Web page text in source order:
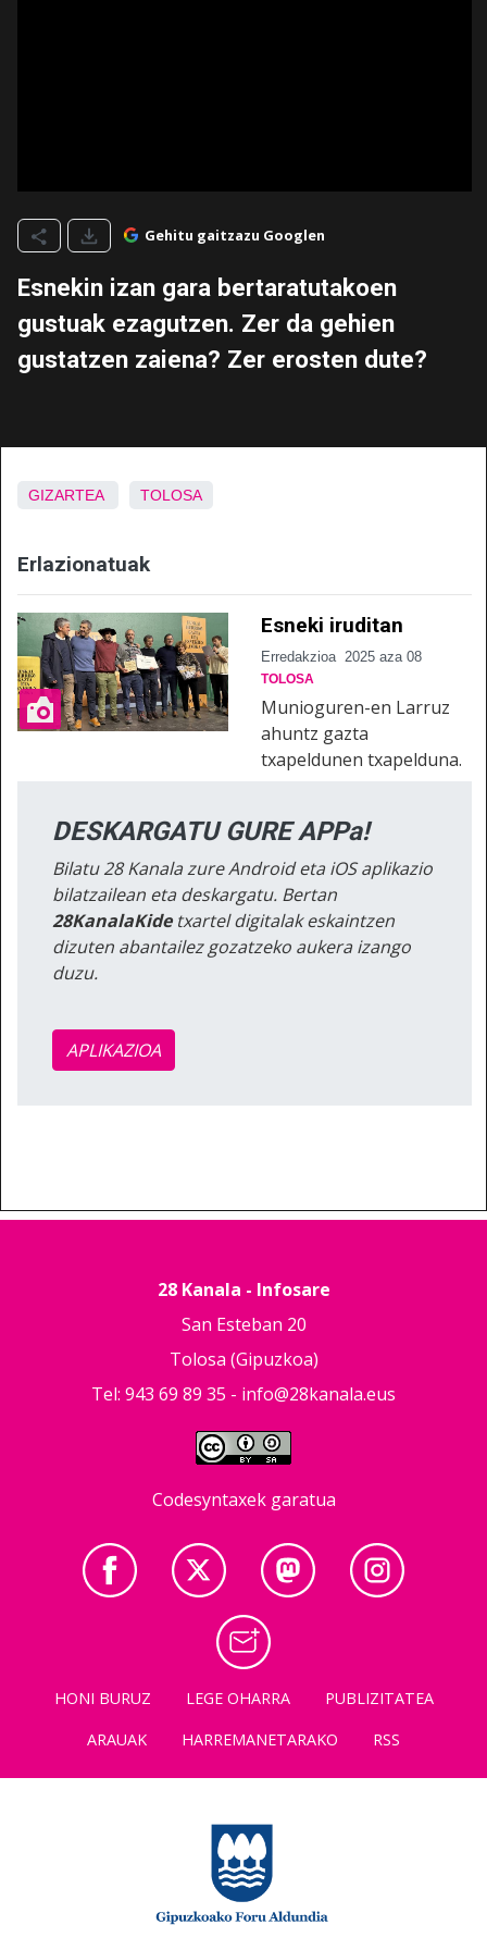
Gehitu gaitzazu Googlen
Esnekin izan gara bertaratutakoen
gustuak ezagutzen. Zer da gehien
gustatzen zaiena? Zer erosten dute?
GIZARTEA TOLOSA
Erlazionatuak
Esneki iruditan
Erredakzioa 2025 aza 08
TOLOSA
Munioguren-en Larruz
ahuntz gazta
txapeldunen txapelduna.
DESKARGATU GURE APPa!
Bilatu 28 Kanala zure Android eta iOS aplikazio
bilatzailean eta deskargatu. Bertan
28KanalaKidetxartel digitalak eskaintzen
dizuten abantailez gozatzeko aukera izango
duzu.
APLIKAZIOA
28 Kanala - Infosare
San Esteban 20
Tolosa (Gipuzkoa)
Tel: 943 69 89 35 - info@28kanala.eus
Codesyntaxek garatua
HONI BURUZ LEGE OHARRA
PUBLIZITATEA
ARAUAK
HARREMANETARAKO RSS